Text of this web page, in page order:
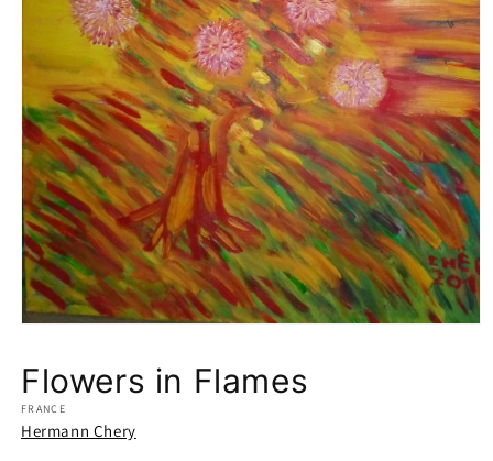
in
modal
Flowers in Flames
FRANCE
Hermann Chery